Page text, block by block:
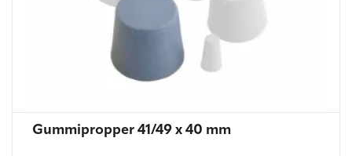
Gummipropper 41/49 x 40 mm